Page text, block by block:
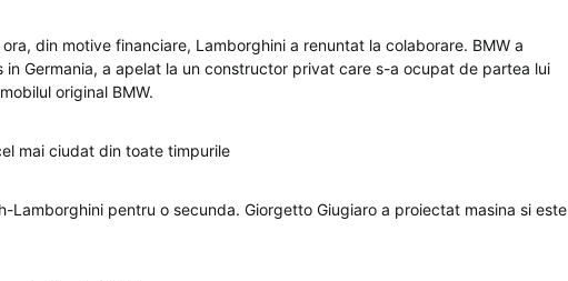
din motive financiare, Lamborghini a renuntat la colaborare. BMW a
Germania, a apelat la un constructor privat care s-a ocupat de partea lui
original BMW.
mai ciudat din toate timpurile
Lamborghini pentru o secunda. Giorgetto Giugiaro a proiectat masina si este